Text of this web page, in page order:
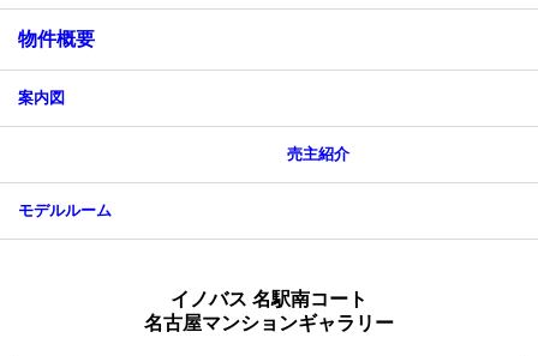
物件概要
案内図
売主紹介
モデルルーム
イノバス 名駅南コート
名古屋マンションギャラリー